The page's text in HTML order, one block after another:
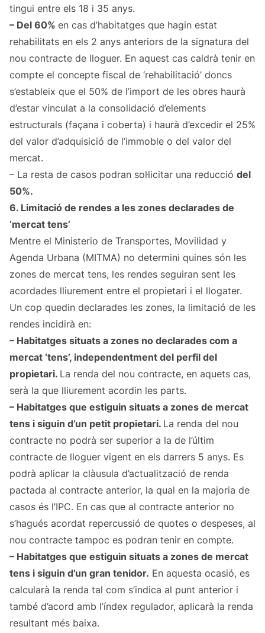
tingui entre els 18 i 35 anys.
– Del 60% en cas d’habitatges que hagin estat
rehabilitats en els 2 anys anteriors de la signatura del
nou contracte de lloguer. En aquest cas caldrà tenir en
compte el concepte fiscal de ‘rehabilitació’ doncs
s’estableix que el 50% de l’import de les obres haurà
d’estar vinculat a la consolidació d’elements
estructurals (façana i coberta) i haurà d’excedir el 25%
del valor d’adquisició de l’immoble o del valor del
mercat.
– La resta de casos podran sol·licitar una reducció del
50%.
6. Limitació de rendes a les zones declarades de
‘mercat tens’
Mentre el Ministerio de Transportes, Movilidad y
Agenda Urbana (MITMA) no determini quines són les
zones de mercat tens, les rendes seguiran sent les
acordades lliurement entre el propietari i el llogater.
Un cop quedin declarades les zones, la limitació de les
rendes incidirà en:
– Habitatges situats a zones no declarades com a
mercat ‘tens’, independentment del perfil del
propietari. La renda del nou contracte, en aquets cas,
serà la que lliurement acordin les parts.
– Habitatges que estiguin situats a zones de mercat
tens i siguin d’un petit propietari. La renda del nou
contracte no podrà ser superior a la de l’últim
contracte de lloguer vigent en els darrers 5 anys. Es
podrà aplicar la clàusula d’actualització de renda
pactada al contracte anterior, la qual en la majoria de
casos és l’IPC. En cas que al contracte anterior no
s’hagués acordat repercussió de quotes o despeses, al
nou contracte tampoc es podran tenir en compte.
– Habitatges que estiguin situats a zones de mercat
tens i siguin d’un gran tenidor. En aquesta ocasió, es
calcularà la renda tal com s’indica al punt anterior i
també d’acord amb l’índex regulador, aplicarà la renda
resultant més baixa.